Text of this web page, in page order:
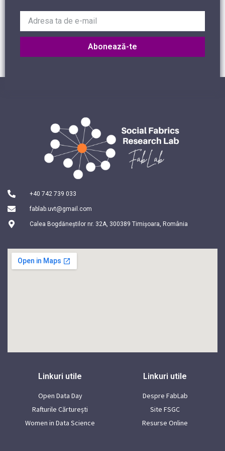
Abonează-te
+40 742 739 033
fablab.uvt@gmail.com
Calea Bogdăneștilor nr. 32A, 300389 Timișoara, România
Linkuri utile
Open Data Day
Rafturile Cărturești
Women in Data Science
Linkuri utile
Despre FabLab
Site FSGC
Resurse Online